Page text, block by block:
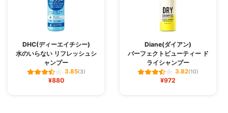
DHC(ディーエイチシー)
水のいらない リフレッシュシ
ャンプー
3.85(3)
¥880
Diane(ダイアン)
パーフェクトビューティー ド
ライシャンプー
3.82(10)
¥972